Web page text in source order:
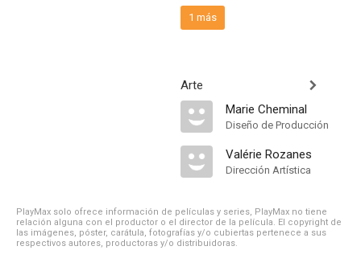
1 más
Arte
Marie Cheminal
Diseño de Producción
Valérie Rozanes
Dirección Artística
PlayMax solo ofrece información de películas y series, PlayMax no tiene
relación alguna con el productor o el director de la película. El copyright de
las imágenes, póster, carátula, fotografías y/o cubiertas pertenece a sus
respectivos autores, productoras y/o distribuidoras.